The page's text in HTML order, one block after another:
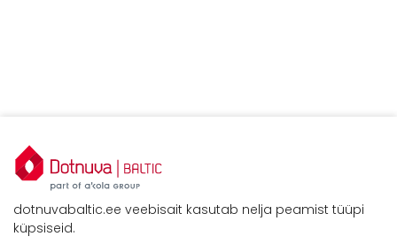
dotnuvabaltic.ee veebisait kasutab nelja peamist tüüpi
küpsiseid.